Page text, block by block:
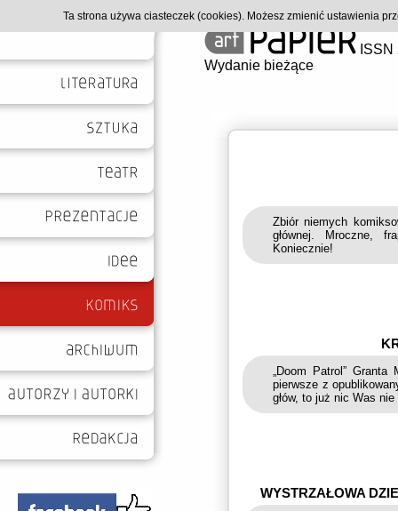
Wydanie bieżące
Zbiór niemych
głównej. Mroczne,
Koniecznie!
„Doom Patrol”
pierwsze z
głów, to już nic Was
WYSTRZAŁOWA
Ta strona używa ciasteczek (cookies). Możesz zmienić ustawienia